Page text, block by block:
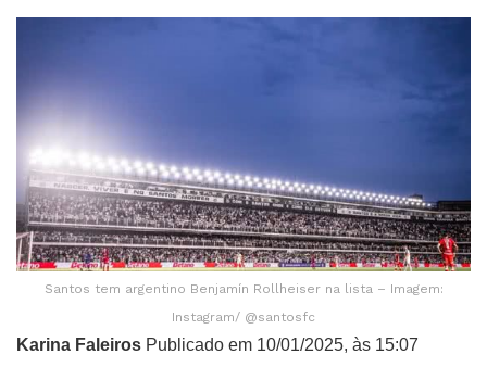
Santos tem argentino Benjamín Rollheiser na lista – Imagem:
Instagram/ @santosfc
Karina Faleiros Publicado em 10/01/2025, às 15:07